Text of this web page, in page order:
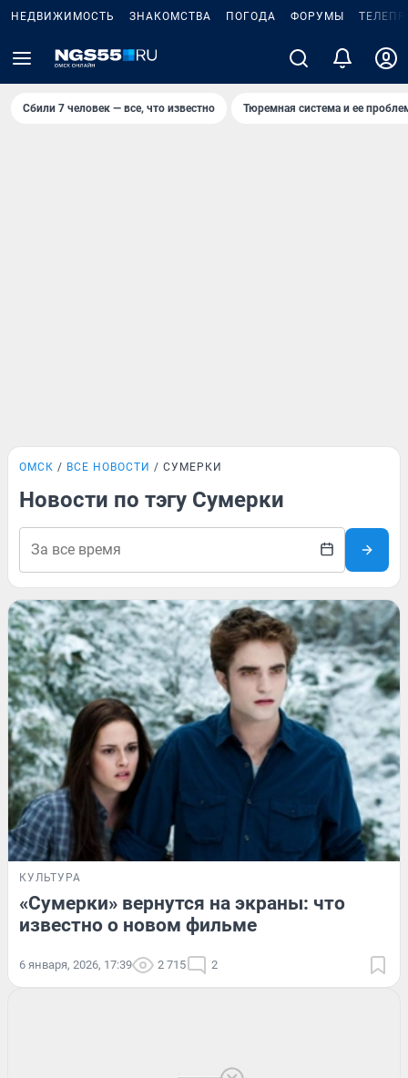
НЕДВИЖИМОСТЬ ЗНАКОМСТВА ПОГОДА ФОРУМЫ
Сбили 7 человек — все, что известно Тюремная система и ее
ОМСК ВСЕ НОВОСТИ СУМЕРКИ
Новости по тэгу Сумерки
КУЛЬТУРА
«Сумерки» вернутся на экраны: что
известно о новом фильме
6 января, 2026, 17:39 2 715 2